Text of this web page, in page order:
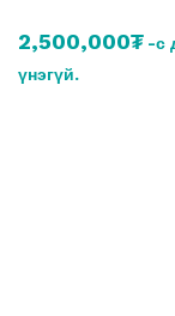
2,500,000₮ -с
үнэгүй.